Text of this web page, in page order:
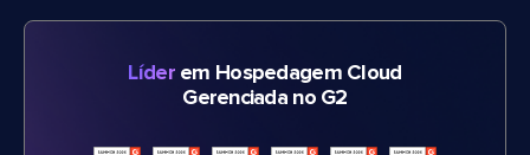
Líderem Hospedagem Cloud
Gerenciada no G2